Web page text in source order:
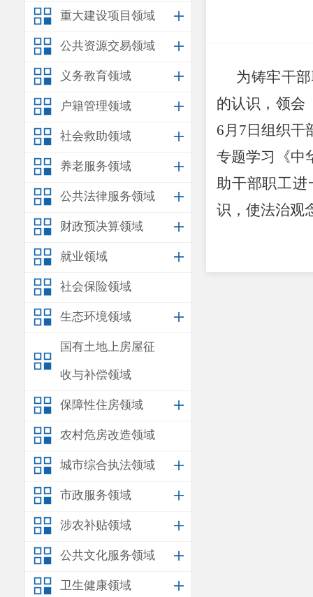
重大建设项目领域
公共资源交易领域
义务教育领域
户籍管理领域
社会救助领域
养老服务领域
公共法律服务领域
财政预决算领域
就业领域
社会保险领域
生态环境领域
国有土地上房屋征
收与补偿领域
保障性住房领域
农村危房改造领域
城市综合执法领域
市政服务领域
涉农补贴领域
公共文化服务领域
卫生健康领域
为铸牢干
的认识，领会
6月 7 日组织干
专题学习《中
助干部职工进
识，使法治观